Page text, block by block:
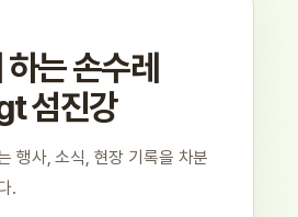
는 손수레
섬진강
행사, 소식, 현장 기록을 차분
.